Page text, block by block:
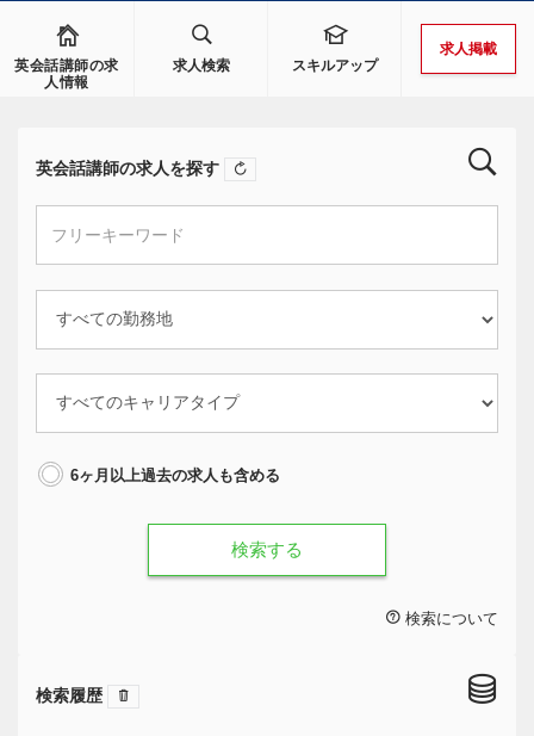
英会話講師の求
人情報
求人検索 スキルアップ
求人掲載
英会話講師の求人を探す
6ヶ月以上過去の求人も含める
検索する
検索について
検索履歴